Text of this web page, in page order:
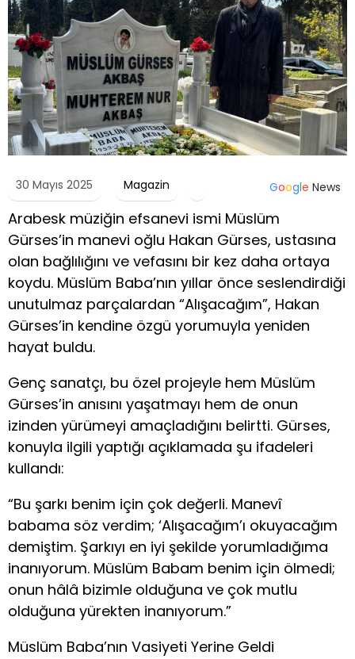
30 Mayıs 2025 Magazin Google News
Arabesk müziğin efsanevi ismi Müslüm
Gürses’in manevi oğlu Hakan Gürses, ustasına
olan bağlılığını ve vefasını bir kez daha ortaya
koydu. Müslüm Baba’nın yıllar önce seslendirdiği
unutulmaz parçalardan “Alışacağım”, Hakan
Gürses’in kendine özgü yorumuyla yeniden
hayat buldu.
Genç sanatçı, bu özel projeyle hem Müslüm
Gürses’in anısını yaşatmayı hem de onun
izinden yürümeyi amaçladığını belirtti. Gürses,
konuyla ilgili yaptığı açıklamada şu ifadeleri
kullandı:
“Bu şarkı benim için çok değerli. Manevî
babama söz verdim; ‘Alışacağım’ı okuyacağım
demiştim. Şarkıyı en iyi şekilde yorumladığıma
inanıyorum. Müslüm Babam benim için ölmedi;
onun hâlâ bizimle olduğuna ve çok mutlu
olduğuna yürekten inanıyorum.”
Müslüm Baba’nın Vasiyeti Yerine Geldi